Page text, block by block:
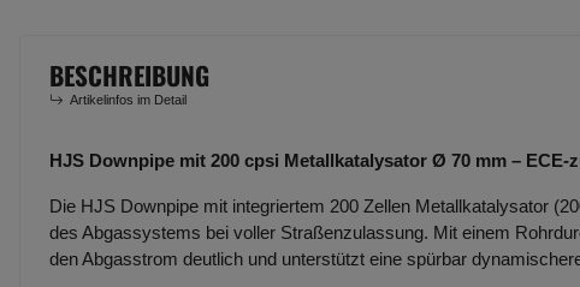
BESCHREIBUNG
Artikelinfos im Detail
HJS Downpipe mit 200 cpsi Metallkatalysator Ø 70 mm – ECE-
Die HJS Downpipe mit integriertem 200 Zellen Metallkatalysator
des Abgassystems bei voller Straßenzulassung. Mit einem
den Abgasstrom deutlich und unterstützt eine spürbar